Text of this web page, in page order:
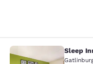
Sleep Inn &
Sleep